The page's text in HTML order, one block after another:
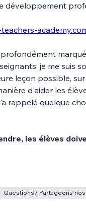
développement
je me suis
leçon possible,
d'aider les
rappelé quelque
les élèves
Questions? Partageons